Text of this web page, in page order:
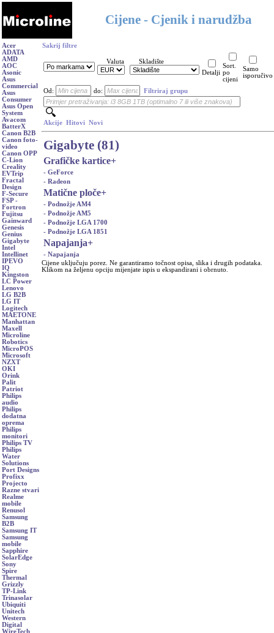
Cijene - Cjenik i narudžba
Acer
ADATA
AMD
AOC
Asonic
Asus
Commercial
Asus
Consumer
Asus Open
System
Avacom
BatterX
Canon B2B
Canon foto-
video
Canon OPP
C-Lion
Creality
EVTrip
Fractal
Design
F-Secure
FSP -
Fortron
Fujitsu
Gainward
Genesis
Genius
Gigabyte
Intel
Intellinet
IPEVO
IQ
Kingston
LC Power
Lenovo
LG B2B
LG IT
Logitech
MAETONE
Manhattan
Maxell
Microline
Robotics
MicroPOS
Microsoft
NZXT
OKI
Orink
Palit
Patriot
Philips
audio
Philips
dodatna
oprema
Philips
monitori
Philips TV
Philips
Water
Solutions
Port Designs
Profixx
Projecto
Razne stvari
Realme
mobile
Renusol
Samsung
B2B
Samsung IT
Samsung
mobile
Sapphire
SolarEdge
Sony
Spire
Thermal
Grizzly
TP-Link
Trinasolar
Ubiquiti
Unitech
Western
Digital
WireTech
Sakrij filtre
Valuta
Skladište
Detalji
Sort.
po
cijeni
Samo
isporučivo
Od: do: Filtriraj grupu
Akcije Hitovi Novi
Gigabyte (81)
Grafičke kartice+
- GeForce
- Radeon
Matične ploče+
- Podnožje AM4
- Podnožje AM5
- Podnožje LGA 1700
- Podnožje LGA 1851
Napajanja+
- Napajanja
Cijene uključuju porez. Ne garantiramo točnost opisa, slika i drugih podataka.
Klikom na željenu opciju mijenjate ispis u ekspandirani i obrnuto.